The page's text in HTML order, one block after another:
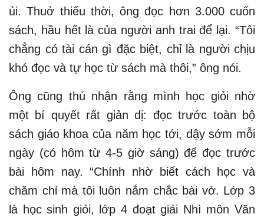
ủi. Thuở thiếu thời, ông đọc hơn 3.000 cuốn
sách, hầu hết là của người anh trai để lại. “Tôi
chẳng có tài cán gì đặc biệt, chỉ là người chịu
khó đọc và tự học từ sách mà thôi,” ông nói.
Ông cũng thú nhận rằng mình học giỏi nhờ
một bí quyết rất giản dị: đọc trước toàn bộ
sách giáo khoa của năm học tới, dậy sớm mỗi
ngày (có hôm từ 4-5 giờ sáng) để đọc trước
bài hôm nay. “Chính nhờ biết cách học và
chăm chỉ mà tôi luôn nắm chắc bài vở. Lớp 3
là học sinh giỏi, lớp 4 đoạt giải Nhì môn Văn